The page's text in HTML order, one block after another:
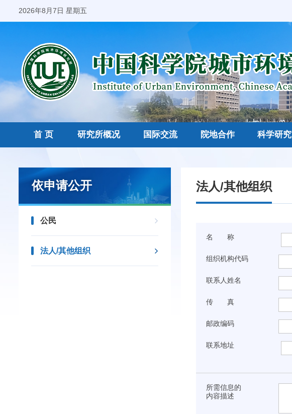
2026年8月7日 星期五
首 页 研究所概况 国际交流 院地合作 科学研究
依申请公开
公民
法人/其他组织
法人/其他组织
名 称
组织机构代码
联系人姓名
传 真
邮政编码
联系地址
所需信息的
内容描述